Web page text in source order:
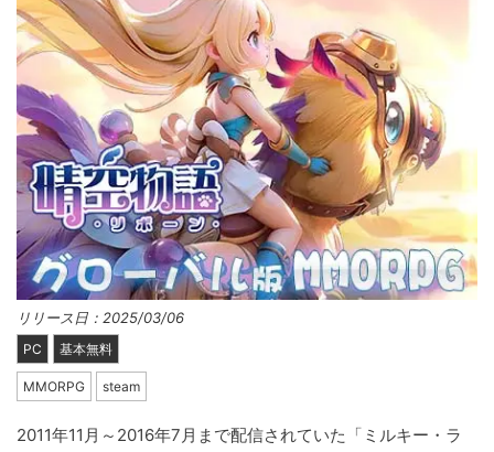
リリース日：2025/03/06
PC 基本無料
MMORPG steam
2011年11月～2016年7月まで配信されていた「ミルキー・ラ